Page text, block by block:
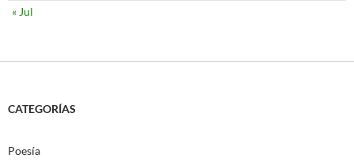
« Jul
CATEGORÍAS
Poesía